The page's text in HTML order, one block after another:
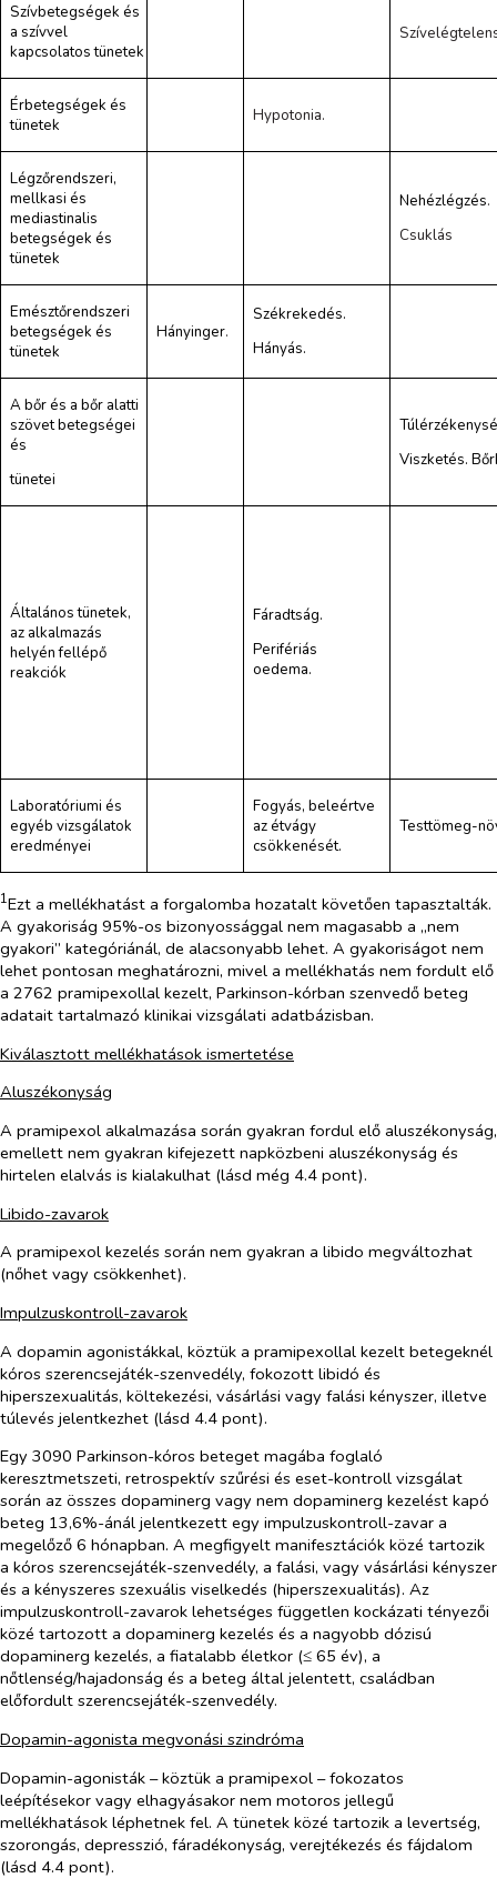
Szívbetegségek és
a szívvel
kapcsolatos tünetek
Érbetegségek és
tünetek
Hypotonia.
Légzőrendszeri,
mellkasi és
mediastinalis
betegségek és
tünetek
Nehézlégzés.
Csuklás
Emésztőrendszeri
betegségek és
tünetek
Hányinger.
Székrekedés.
Hányás.
A bőr és a bőr alatti
szövet betegségei
és
tünetei
Viszketés.
Általános tünetek,
az alkalmazás
helyén fellépő
reakciók
Fáradtság.
Perifériás
oedema.
Laboratóriumi és
egyéb vizsgálatok
eredményei
Fogyás, beleértve
az étvágy
csökkenését.
Testtömeg-
1Ezt a mellékhatást a forgalomba hozatalt követően tapasztalták.
A gyakoriság 95%-os bizonyossággal nem magasabb a „nem
gyakori” kategóriánál, de alacsonyabb lehet. A gyakoriságot nem
lehet pontosan meghatározni, mivel a mellékhatás nem fordult elő
a 2762 pramipexollal kezelt, Parkinson-kórban szenvedő beteg
adatait tartalmazó klinikai vizsgálati adatbázisban.
Kiválasztott mellékhatások ismertetése
Aluszékonyság
A pramipexol alkalmazása során gyakran fordul elő aluszékonyság,
emellett nem gyakran kifejezett napközbeni aluszékonyság és
hirtelen elalvás is kialakulhat (lásd még 4.4 pont).
Libido-zavarok
A pramipexol kezelés során nem gyakran a libido megváltozhat
(nőhet vagy csökkenhet).
Impulzuskontroll-zavarok
A dopamin agonistákkal, köztük a pramipexollal kezelt betegeknél
kóros szerencsejáték-szenvedély, fokozott libidó és
hiperszexualitás, költekezési, vásárlási vagy falási kényszer, illetve
túlevés jelentkezhet (lásd 4.4 pont).
Egy 3090 Parkinson-kóros beteget magába foglaló
keresztmetszeti, retrospektív szűrési és eset-kontroll vizsgálat
során az összes dopaminerg vagy nem dopaminerg kezelést kapó
beteg 13,6%-ánál jelentkezett egy impulzuskontroll-zavar a
megelőző 6 hónapban. A megfigyelt manifesztációk közé tartozik
a kóros szerencsejáték-szenvedély, a falási, vagy vásárlási kényszer
és a kényszeres szexuális viselkedés (hiperszexualitás). Az
impulzuskontroll-zavarok lehetséges független kockázati tényezői
közé tartozott a dopaminerg kezelés és a nagyobb dózisú
dopaminerg kezelés, a fiatalabb életkor (≤ 65 év), a
nőtlenség/hajadonság és a beteg által jelentett, családban
előfordult szerencsejáték-szenvedély.
Dopamin-agonista megvonási szindróma
Dopamin-agonisták – köztük a pramipexol – fokozatos
leépítésekor vagy elhagyásakor nem motoros jellegű
mellékhatások léphetnek fel. A tünetek közé tartozik a levertség,
szorongás, depresszió, fáradékonyság, verejtékezés és fájdalom
(lásd 4.4 pont).